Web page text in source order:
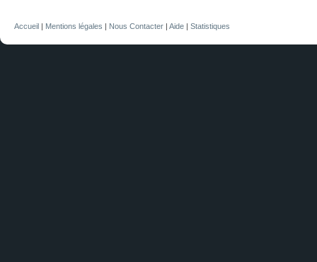
Accueil | Mentions légales | Nous Contacter | Aide | Statistiques